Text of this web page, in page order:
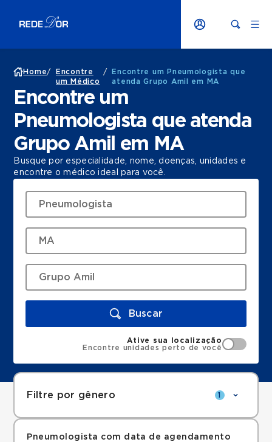
Home/
Encontre
um Médico
/
Encontre um Pneumologista que
atenda Grupo Amil em MA
Encontre um
Pneumologista que atenda
Grupo Amil em MA
Busque por especialidade, nome, doenças, unidades e
encontre o médico ideal para você.
Buscar
Ative sua localização
Encontre unidades perto de você
Filtre por gênero 1
Pneumologista com data de agendamento